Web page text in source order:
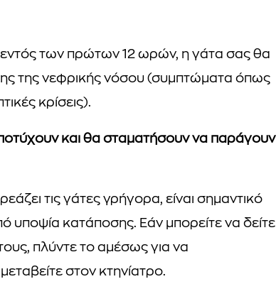
εντός των πρώτων 12 ωρών, η γάτα σας θα
της νεφρικής νόσου (συμπτώματα όπως
κρίσεις).
και θα σταματήσουν να παράγουν
τις γάτες γρήγορα, είναι σημαντικό
υποψία κατάποσης. Εάν μπορείτε να δείτε
πλύντε το αμέσως για να
στον κτηνίατρο.